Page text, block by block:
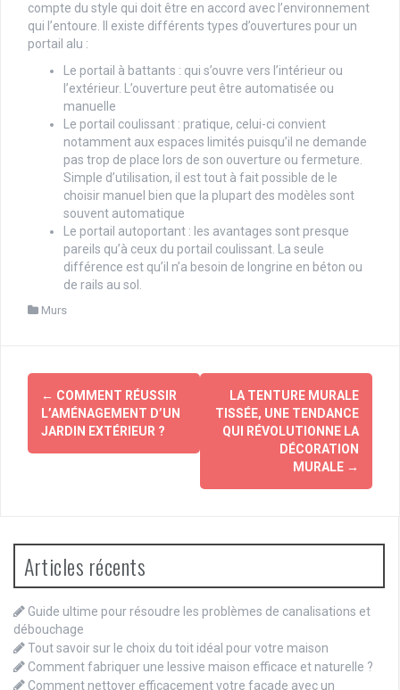
compte du style qui doit être en accord avec l’environnement
qui l’entoure. Il existe différents types d’ouvertures pour un
portail alu :
Le portail à battants : qui s’ouvre vers l’intérieur ou
l’extérieur. L’ouverture peut être automatisée ou
manuelle
Le portail coulissant : pratique, celui-ci convient
notamment aux espaces limités puisqu’il ne demande
pas trop de place lors de son ouverture ou fermeture.
Simple d’utilisation, il est tout à fait possible de le
choisir manuel bien que la plupart des modèles sont
souvent automatique
Le portail autoportant : les avantages sont presque
pareils qu’à ceux du portail coulissant. La seule
différence est qu’il n’a besoin de longrine en béton ou
de rails au sol.
Murs
Navigation
d'article
← COMMENT RÉUSSIR
L’AMÉNAGEMENT D’UN
JARDIN EXTÉRIEUR ?
LA TENTURE MURALE
TISSÉE, UNE TENDANCE
QUI RÉVOLUTIONNE LA
DÉCORATION
MURALE →
Articles récents
Guide ultime pour résoudre les problèmes de canalisations et
débouchage
Tout savoir sur le choix du toit idéal pour votre maison
Comment fabriquer une lessive maison efficace et naturelle ?
Comment nettoyer efficacement votre façade avec un